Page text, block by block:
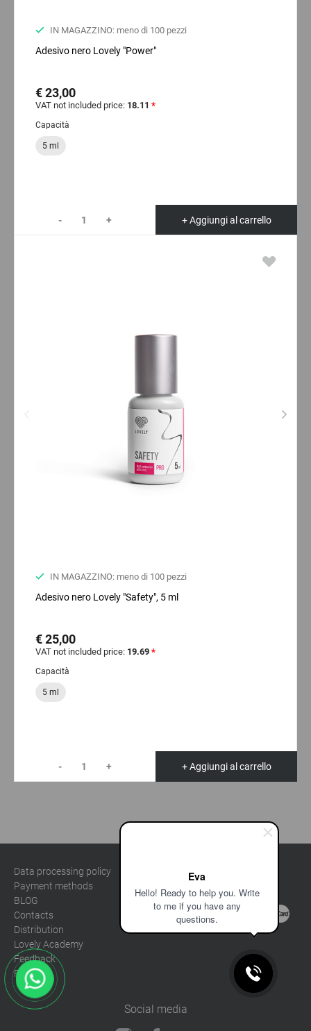
Eva
Hello! Ready to help you. Write
to me if you have any
questions.
IN MAGAZZINO: meno di 100 pezzi
Adesivo nero Lovely "Power"
€ 23,00
VAT not included price: 18.11 *
Capacità
5 ml
- + + Aggiungi al carrello
IN MAGAZZINO: meno di 100 pezzi
Adesivo nero Lovely "Safety", 5 ml
€ 25,00
VAT not included price: 19.69 *
Capacità
5 ml
- + + Aggiungi al carrello
Data processing policy
Payment methods
BLOG
Contacts
Distribution
Lovely Academy
Feedback
FAQ's
Lash
Brow
Social media